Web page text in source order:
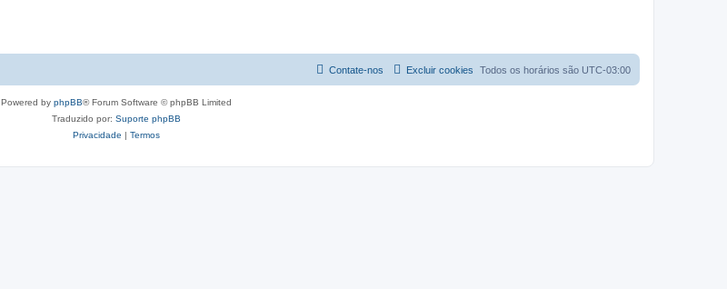
Todos os horários são UTC-03:00
Excluir cookies
Contate-nos
Powered by phpBB® Forum Software © phpBB Limited
Traduzido por: Suporte phpBB
Privacidade | Termos